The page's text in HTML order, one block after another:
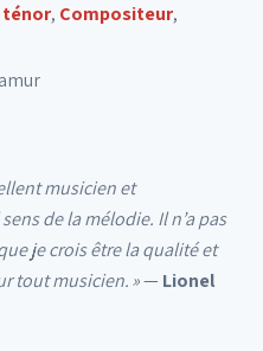
ténor, Compositeur,
musicien et
de la mélodie. Il n’a pas
je crois être la qualité et
tout musicien. »— Lionel